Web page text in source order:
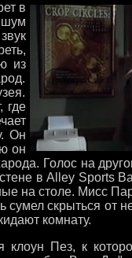
в
шум
из
где
Он
он
Голос на
в Alley Sports
на столе. Мисс
скрыться от
комнату.
Пез, к